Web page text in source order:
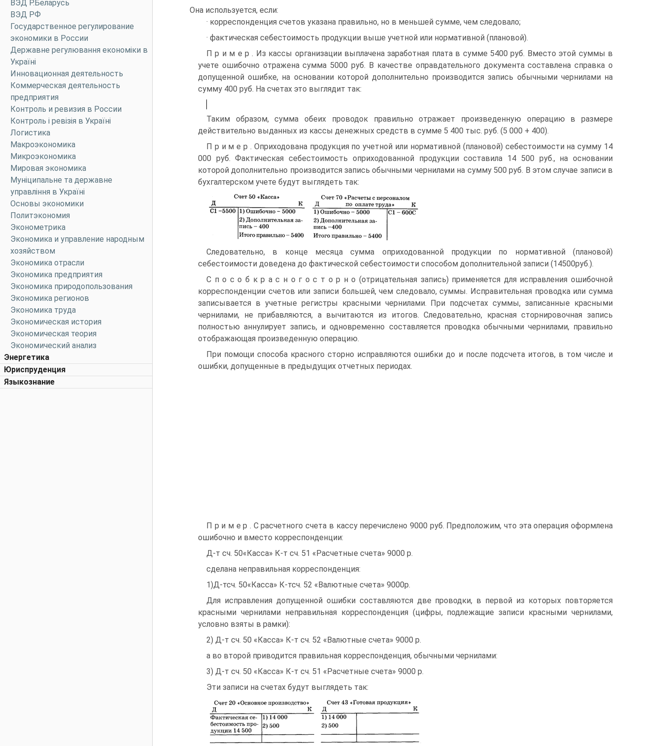
ВЭД Р.Беларусь
ВЭД РФ
Государственное регулирование
экономики в России
Державне регулювання економіки в
Україні
Инновационная деятельность
Коммерческая деятельность
предприятия
Контроль и ревизия в России
Контроль і ревізія в Україні
Логистика
Макроэкономика
Микроэкономика
Мировая экономика
Муніципальне та державне
управління в Україні
Основы экономики
Политэкономия
Эконометрика
Экономика и управление народным
хозяйством
Экономика отрасли
Экономика предприятия
Экономика природопользования
Экономика регионов
Экономика труда
Экономическая история
Экономическая теория
Экономический анализ
Энергетика
Юриспруденция
Языкознание
Она используется, если:
· корреспонденция счетов указана правильно, но в меньшей сумме, чем следовало;
· фактическая себестоимость продукции выше учетной или нормативной (плановой).
П р и м е р . Из кассы организации выплачена заработная плата в сумме 5400 руб. Вместо этой суммы в
учете ошибочно отражена сумма 5000 руб. В качестве оправдательного документа составлена справка о
допущенной ошибке, на основании которой дополнительно производится запись обычными чернилами на
сумму 400 руб. На счетах это выглядит так:
Таким образом, сумма обеих проводок правильно отражает произведенную операцию в размере
действительно выданных из кассы денежных средств в сумме 5 400 тыс. руб. (5 000 + 400).
П р и м е р . Оприходована продукция по учетной или нормативной (плановой) себестоимости на сумму 14
000 руб. Фактическая себестоимость оприходованной продукции составила 14 500 руб., на основании
которой дополнительно производится запись обычными чернилами на сумму 500 руб. В этом случае записи в
бухгалтерском учете будут выглядеть так:
Следовательно, в конце месяца сумма оприходованной продукции по нормативной (плановой)
себестоимости доведена до фактической себестоимости способом дополнительной записи (14500руб.).
С п о с о б к р а с н о г о с т о р н о (отрицательная запись) применяется для исправления ошибочной
корреспонденции счетов или записи большей, чем следовало, суммы. Исправительная проводка или сумма
записывается в учетные регистры красными чернилами. При подсчетах суммы, записанные красными
чернилами, не прибавляются, а вычитаются из итогов. Следовательно, красная сторнировочная запись
полностью аннулирует запись, и одновременно составляется проводка обычными чернилами, правильно
отображающая произведенную операцию.
При помощи способа красного сторно исправляются ошибки до и после подсчета итогов, в том числе и
ошибки, допущенные в предыдущих отчетных периодах.
П р и м е р . С расчетного счета в кассу перечислено 9000 руб. Предположим, что эта операция оформлена
ошибочно и вместо корреспонденции:
Д-т сч. 50«Касса» К-т сч. 51 «Расчетные счета» 9000 р.
сделана неправильная корреспонденция:
1)Д-тсч. 50«Касса» К-тсч. 52 «Валютные счета» 9000р.
Для исправления допущенной ошибки составляются две проводки, в первой из которых повторяется
красными чернилами неправильная корреспонденция (цифры, подлежащие записи красными чернилами,
условно взяты в рамки):
2) Д-т сч. 50 «Касса» К-т сч. 52 «Валютные счета» 9000 р.
а во второй приводится правильная корреспонденция, обычными чернилами:
3) Д-т сч. 50 «Касса» К-т сч. 51 «Расчетные счета» 9000 р.
Эти записи на счетах будут выглядеть так: